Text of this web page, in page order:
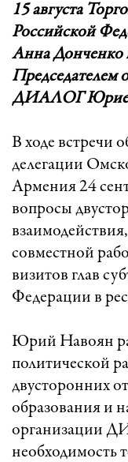
15 августа
Российской
Анна Донченко
Председателем
ДИАЛОГ
В ходе встречи
делегации
Армения 24
вопросы
совместной
визитов глав
Федерации в
Юрий Навоян
политической
двусторонних
образования и
организации
необходимость